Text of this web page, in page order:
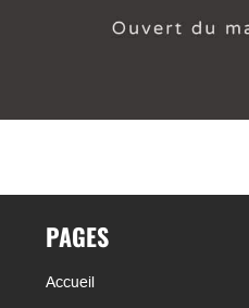
PAGES
Accueil